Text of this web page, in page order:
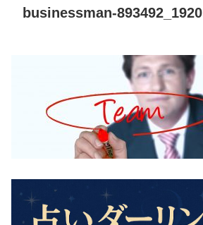
businessman-893492_1920